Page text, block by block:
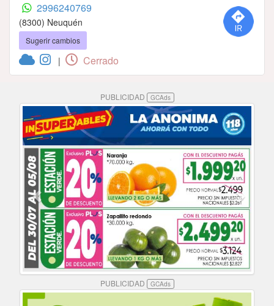
2996240769
(8300) Neuquén
Sugerir cambios
| Cerrado
PUBLICIDAD GCAds
PUBLICIDAD GCAds